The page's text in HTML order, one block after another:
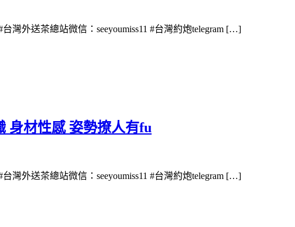
灣外送茶總站微信：seeyoumiss11 #台灣約炮telegram […]
身材性感 姿勢撩人有fu
灣外送茶總站微信：seeyoumiss11 #台灣約炮telegram […]